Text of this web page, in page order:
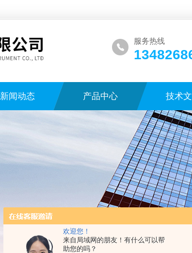
欢迎您！
来自局域网的朋友！有什么可以帮
助您的吗？
服务热线
新闻动态 产品中心 技术